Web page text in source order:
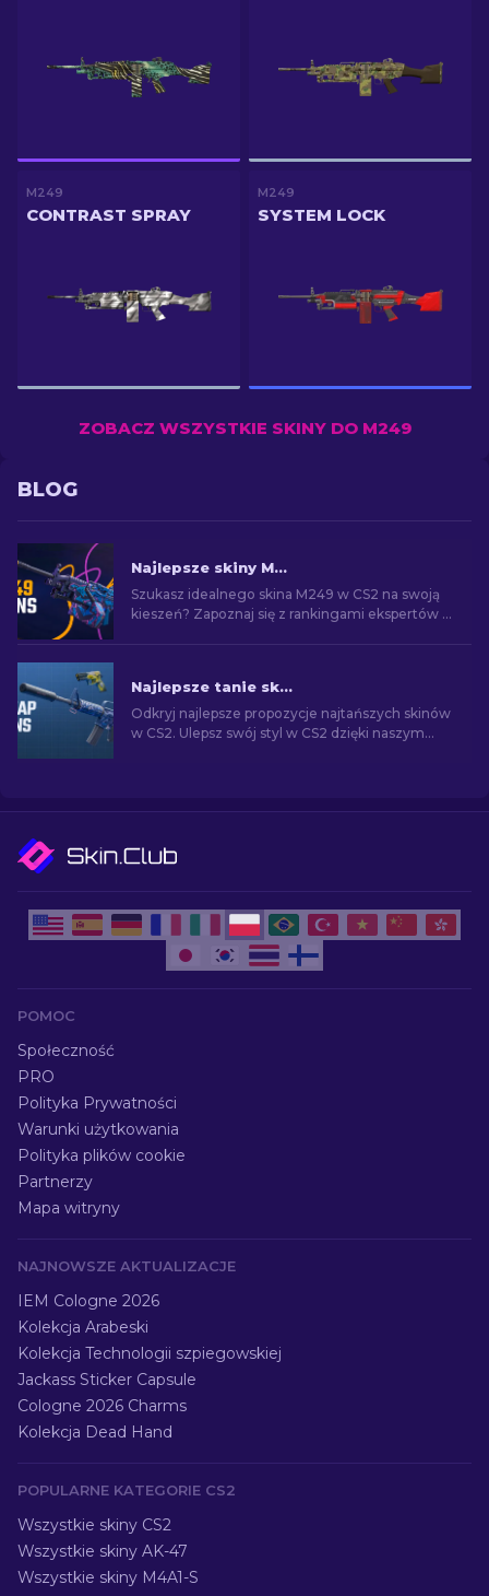
M249
CONTRAST SPRAY
M249
SYSTEM LOCK
ZOBACZ WSZYSTKIE SKINY DO M249
BLOG
Najlepsze skiny M249 w CS2 na każdą kieszeń
Szukasz idealnego skina M249 w CS2 na swoją
kieszeń? Zapoznaj się z rankingami ekspertów i
Najlepsze tanie skiny w CS2 [2026]
Odkryj najlepsze propozycje najtańszych skinów
w CS2. Ulepsz swój styl w CS2 dzięki naszym
POMOC
Społeczność
PRO
Polityka Prywatności
Warunki użytkowania
Polityka plików cookie
Partnerzy
Mapa witryny
NAJNOWSZE AKTUALIZACJE
IEM Cologne 2026
Kolekcja Arabeski
Kolekcja Technologii szpiegowskiej
Jackass Sticker Capsule
Cologne 2026 Charms
Kolekcja Dead Hand
POPULARNE KATEGORIE CS2
Wszystkie skiny CS2
Wszystkie skiny AK-47
Wszystkie skiny M4A1-S